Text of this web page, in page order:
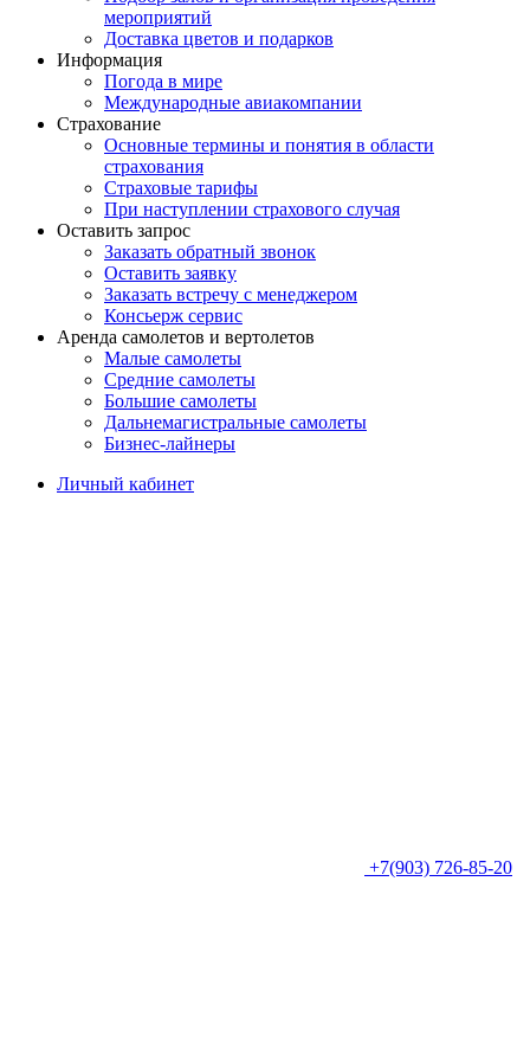
мероприятий
Доставка цветов и подарков
Информация
Погода в мире
Международные авиакомпании
Страхование
Основные термины и понятия в области
страхования
Страховые тарифы
При наступлении страхового случая
Оставить запрос
Заказать обратный звонок
Оставить заявку
Заказать встречу с менеджером
Консьерж сервис
Аренда самолетов и вертолетов
Малые самолеты
Средние самолеты
Большие самолеты
Дальнемагистральные самолеты
Бизнес-лайнеры
Личный кабинет
+7(903) 726-85-20